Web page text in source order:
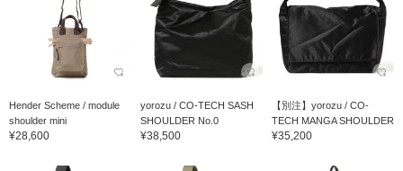
Hender Scheme / module
shoulder mini
¥28,600
yorozu / CO-TECH SASH
SHOULDER No.0
¥38,500
【別注】yorozu / CO-
TECH MANGA SHOULDER
¥35,200